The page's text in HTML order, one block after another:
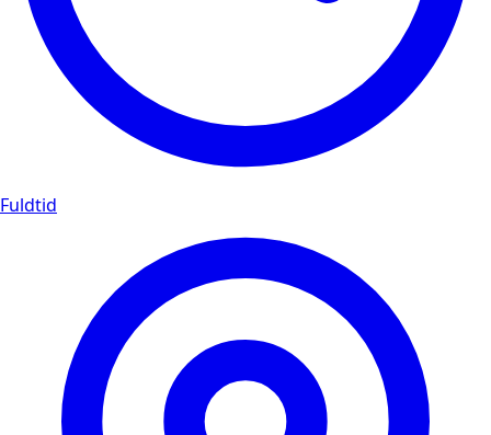
Fuldtid